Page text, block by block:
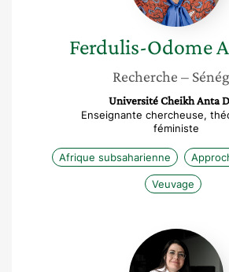
Ferdulis-Odome
Recherche –
Université Cheikh Anta
Enseignante chercheuse,
féministe
Afrique subsaharienne
Veuvage
Valentina
Ponzetto